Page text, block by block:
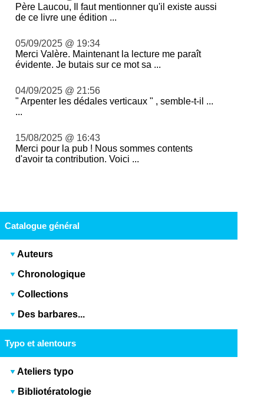
Père Laucou, Il faut mentionner qu'il existe aussi
de ce livre une édition ...
05/09/2025 @ 19:34
Merci Valère. Maintenant la lecture me paraît
évidente. Je butais sur ce mot sa ...
04/09/2025 @ 21:56
" Arpenter les dédales verticaux " , semble-t-il ...
...
15/08/2025 @ 16:43
Merci pour la pub ! Nous sommes contents
d'avoir ta contribution. Voici ...
Catalogue général
Auteurs
Chronologique
Collections
Des barbares...
Typo et alentours
Ateliers typo
Bibliotératologie